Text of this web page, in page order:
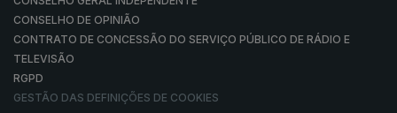
CONSELHO DE OPINIÃO
CONTRATO DE CONCESSÃO DO SERVIÇO PÚBLICO DE RÁDIO E
TELEVISÃO
RGPD
GESTÃO DAS DEFINIÇÕES DE COOKIES